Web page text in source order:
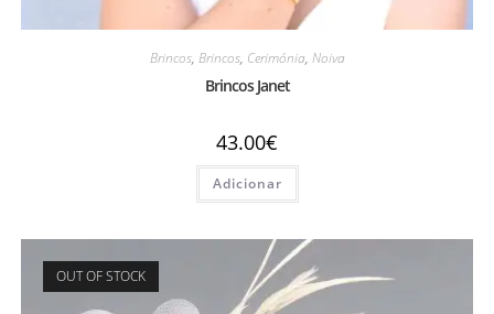
Brincos, Brincos, Cerimónia, Noiva
Brincos Janet
43.00€
Adicionar
OUT OF STOCK